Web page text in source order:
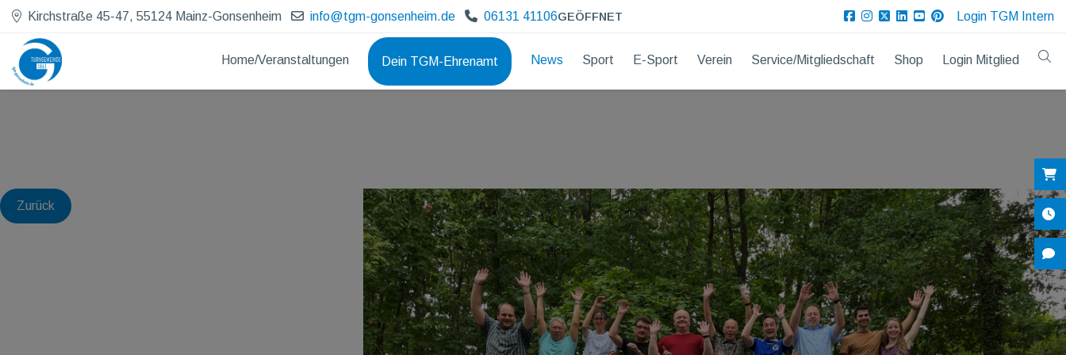
Kirchstraße 45-47, 55124 Mainz-Gonsenheim info@tgm-gonsenheim.de 06131 41106GEÖFFNET Login TGM Intern
Home/Veranstaltungen Dein TGM-Ehrenamt News Sport E-Sport Verein Service/Mitgliedschaft Shop Login Mitglied
Zurück